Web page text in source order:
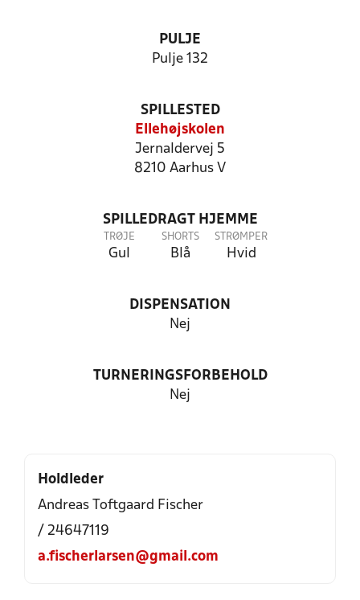
PULJE
Pulje 132
SPILLESTED
Ellehøjskolen
Jernaldervej 5
8210 Aarhus V
SPILLEDRAGT HJEMME
TRØJE
Gul
SHORTS
Blå
STRØMPER
Hvid
DISPENSATION
Nej
TURNERINGSFORBEHOLD
Nej
Holdleder
Andreas Toftgaard Fischer
/ 24647119
a.fischerlarsen@gmail.com